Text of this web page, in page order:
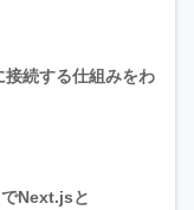
接続する仕組みをわ
Next.jsと